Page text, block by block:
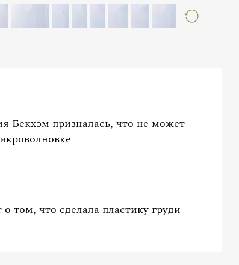
Бекхэм призналась, что не может
том, что сделала пластику груди